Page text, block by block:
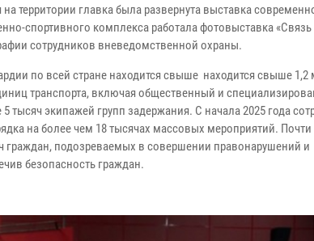
территории главка была развернута выставка
спортивного комплекса работала фотовыставка «Связь
сотрудников вневедомственной охраны.
по всей стране находится свыше находится свыше
транспорта, включая общественный и
экипажей групп задержания. С начала 2025 года
на более чем 18 тысячах массовых мероприятий.
граждан, подозреваемых в совершении правонарушений и
безопасность граждан.